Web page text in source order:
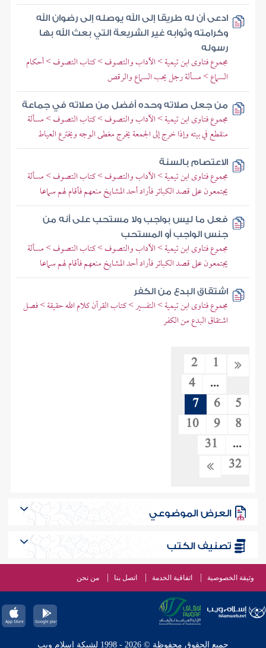
ادعى أن له طريقا إلى الله يوصله إلى رضوان الله
وكرامته وثوابه غير الشريعة التي بعث الله بها
رسوله
مجموع فتاوى ابن تيمية > الآداب والتصوف > كتاب التصوف > أحكام
السماع > مسألة رجل يحب السماع والرقص
من جعل صلاته وحده أفضل من صلاته في جماعة
مجموع فتاوى ابن تيمية > الآداب والتصوف > كتاب التصوف > مسألة
منقطع في بيته وإذا خرج إلى الجمعة يخرج مغطى الوجه ويخترع العياط
الاعتصام بالسنة
مجموع فتاوى ابن تيمية > الآداب والتصوف > كتاب التصوف > مسألة
يجتمعون على قصد الكبائر فأراد أحد المشايخ منعهم فأقام لهم سماعا
فعل ما ليس بواجب ولا مستحب على أنه من
جنس الواجب أو المستحب
مجموع فتاوى ابن تيمية > الآداب والتصوف > كتاب التصوف > مسألة
يجتمعون على قصد الكبائر فأراد أحد المشايخ منعهم فأقام لهم سماعا
اشتقاق البدع من الكفر
مجموع فتاوى ابن تيمية > التفسير > كتاب القرآن كلام الله حقيقة > فصل
اشتقاق البدع من الكفر
1
2
...
4
5
6
7
8
9
10
...
31
32
العرض الموضوعي
تصنيف الكتب
وثيقة الخصوصية اتفاقية الخدمة اتصل بنا من نحن
جميع الحقوق محفوظة © 2026 - 1998 لشبكة إسلام ويب